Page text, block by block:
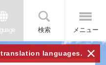
検索 メニュー
languages. ×